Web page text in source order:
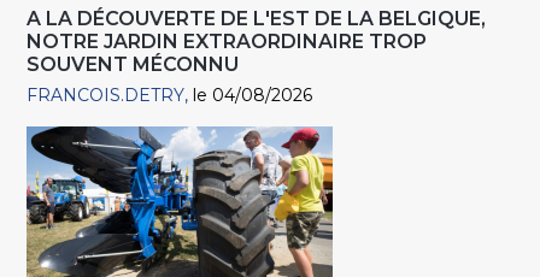
A LA DÉCOUVERTE DE L'EST DE LA BELGIQUE,
NOTRE JARDIN EXTRAORDINAIRE TROP
SOUVENT MÉCONNU
FRANCOIS.DETRY le 04/08/2026